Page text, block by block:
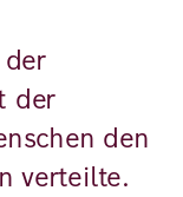
der
den
verteilte.